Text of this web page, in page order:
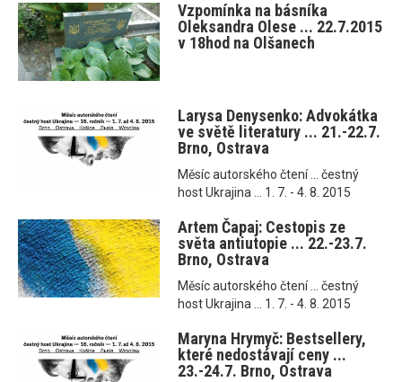
Vzpomínka na básníka
Oleksandra Olese ... 22.7.2015
v 18hod na Olšanech
Larysa Denysenko: Advokátka
ve světě literatury ... 21.-22.7.
Brno, Ostrava
Měsíc autorského čtení ... čestný
host Ukrajina ... 1. 7. - 4. 8. 2015
Artem Čapaj: Cestopis ze
světa antiutopie ... 22.-23.7.
Brno, Ostrava
Měsíc autorského čtení ... čestný
host Ukrajina ... 1. 7. - 4. 8. 2015
Maryna Hrymyč: Bestsellery,
které nedostávají ceny ...
23.-24.7. Brno, Ostrava